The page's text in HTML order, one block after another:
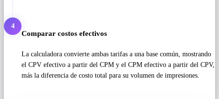
4
Comparar costos efectivos
La calculadora convierte ambas tarifas a una base común, mostrando
el CPV efectivo a partir del CPM y el CPM efectivo a partir del CPV,
más la diferencia de costo total para su volumen de impresiones.